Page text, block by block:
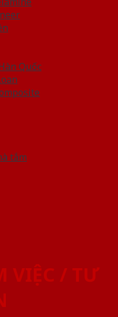
Quốc
tắm
VIỆC / TƯ